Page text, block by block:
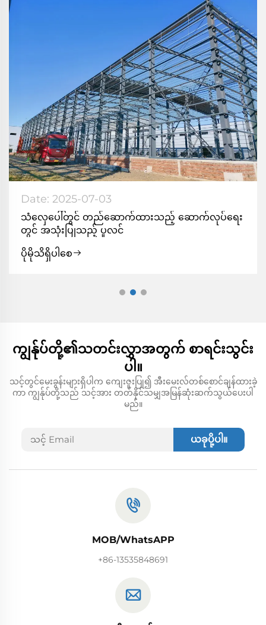
Date: 2025-07-03
သံလှေပေါ်တွင် တည်ဆောက်ထားသည့် ဆောက်လုပ်ရေး
တွင် အသုံးပြုသည့် ပူလင်
ပိုမိုသိရှိပါစေ
ကျွန်ုပ်တို့၏သတင်းလွှာအတွက် စာရင်းသွင်း
ပါ။
သင့်တွင်မေးခွန်းများရှိပါက ကျေးဇူးပြု၍ အီးမေးလ်တစ်စောင်ချန်ထားခဲ့
ကာ ကျွန်ုပ်တို့သည် သင့်အား တတ်နိုင်သမျှအမြန်ဆုံးဆက်သွယ်ပေးပါ
မည်။
ယခုပို့ပါ။
MOB/WhatsAPP
+86-13535848691